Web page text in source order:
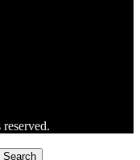
Search